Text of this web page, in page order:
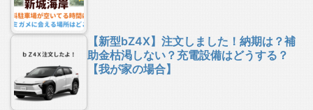
【新型bZ4X】注文しました！納期は？補
助金枯渇しない？充電設備はどうする？
【我が家の場合】